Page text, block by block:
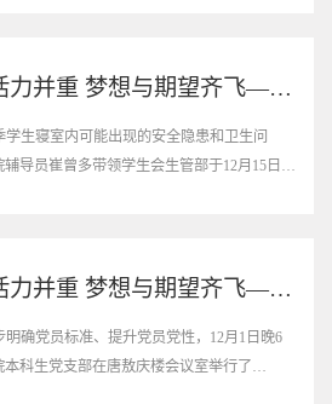
青春与活力并重 梦想与期望齐飞—记化学学院寝室安全卫生检查
学生寝室内可能出现的安全隐患和卫生问
导员崔曾多带领学生会生管部于12月15日对
青春与活力并重 梦想与期望齐飞—记化学学院“‘C• ;H•E•M•S’党员先锋工程”活动（1）
明确党员标准、提升党员党性，12月1日晚6
本科生党支部在唐敖庆楼会议室举行了